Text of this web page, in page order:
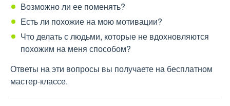
Возможно ли ее поменять?
Есть ли похожие на мою мотивации?
Что делать с людьми, которые не вдохновляются
похожим на меня способом?
Ответы на эти вопросы вы получаете на бесплатном
мастер-классе.